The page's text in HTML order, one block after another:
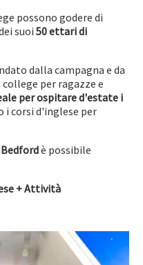
possono godere di
suoi50 ettari di
dalla campagna e da
per ragazze e
per ospitare d'estate i
i corsi d'inglese per
Bedfordè possibile
+ Attività